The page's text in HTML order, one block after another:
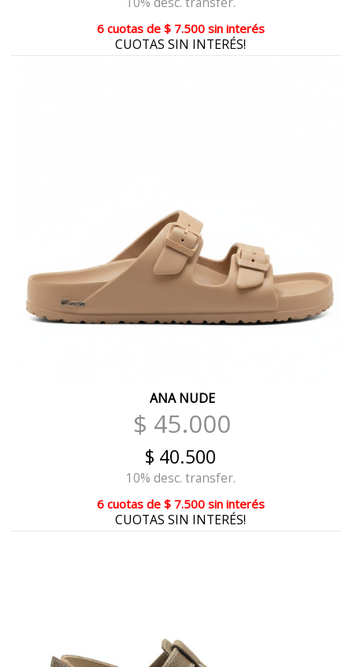
PELTRE COMBINADO
HEBANO COMBINADO
VISÓN COMBINADO
CHAROL NEGRO COMBINADO
NEGRO COMBINADO CHOCOLATE
VISÓN
MAMBA COMBINADO
NILO
BIKER
ORO
6 cuotasde $ 7.500sin interés
CUOTAS SIN INTERÉS!
ANA NUDE
$ 45.000
$ 40.500
10% desc. transfer.
6 cuotasde $ 7.500sin interés
CUOTAS SIN INTERÉS!